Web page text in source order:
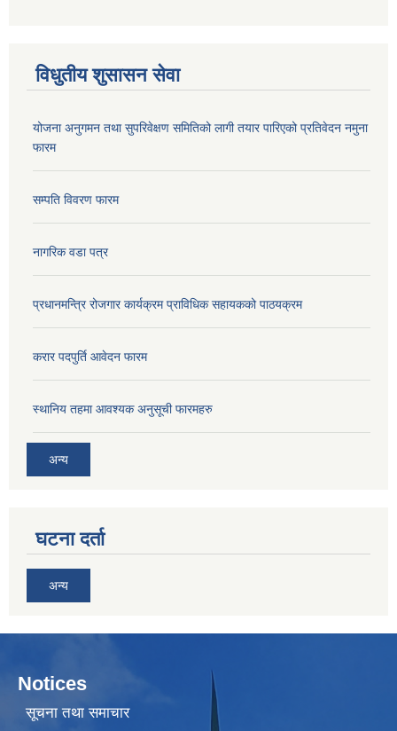
विधुतीय शुसासन सेवा
योजना अनुगमन तथा सुपरिवेक्षण समितिको लागी तयार पारिएको प्रतिवेदन नमुना
फारम
सम्पति विवरण फारम
नागरिक वडा पत्र
प्रधानमन्त्रि रोजगार कार्यक्रम प्राविधिक सहायकको पाठयक्रम
करार पदपुर्ति आवेदन फारम
स्थानिय तहमा आवश्यक अनुसूची फारमहरु
अन्य
घटना दर्ता
अन्य
Notices
सूचना तथा समाचार